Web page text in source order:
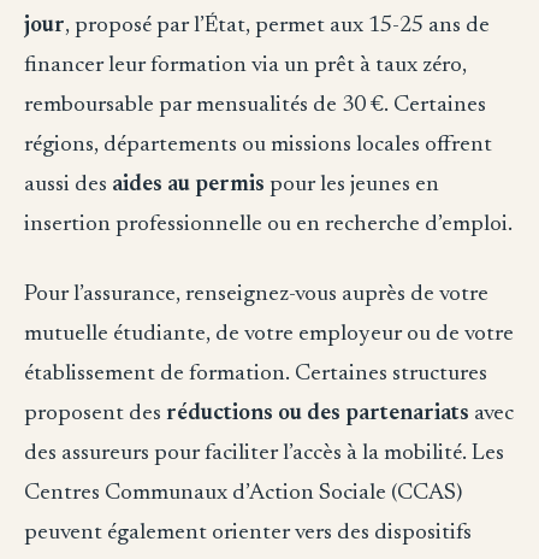
jour, proposé par l’État, permet aux 15-25 ans de
financer leur formation via un prêt à taux zéro,
remboursable par mensualités de 30 €. Certaines
régions, départements ou missions locales offrent
aussi des aides au permis pour les jeunes en
insertion professionnelle ou en recherche d’emploi.
Pour l’assurance, renseignez-vous auprès de votre
mutuelle étudiante, de votre employeur ou de votre
établissement de formation. Certaines structures
proposent des réductions ou des partenariats avec
des assureurs pour faciliter l’accès à la mobilité. Les
Centres Communaux d’Action Sociale (CCAS)
peuvent également orienter vers des dispositifs